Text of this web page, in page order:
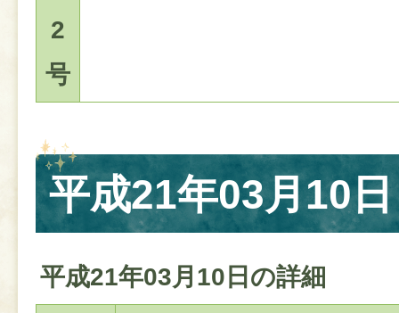
2
号
平成21年03月10日
平成21年03月10日の詳細